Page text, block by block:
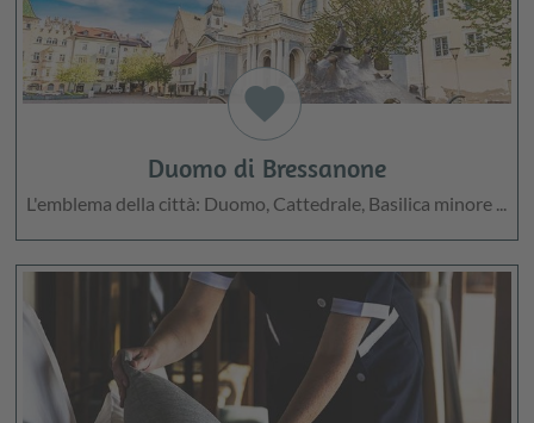
favorite
Duomo di Bressanone
L'emblema della città: Duomo, Cattedrale, Basilica minore ...